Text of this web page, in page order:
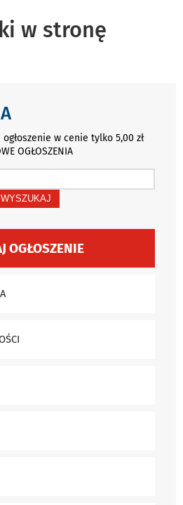
w stronę
w cenie tylko 5,00 zł
OGŁOSZENIA
WYSZUKAJ
OGŁOSZENIE